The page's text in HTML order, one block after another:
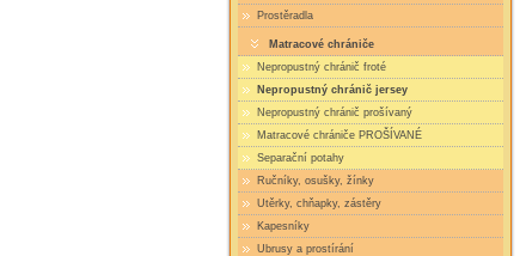
Prostěradla
Matracové chrániče
Nepropustný chránič froté
Nepropustný chránič jersey
Nepropustný chránič prošívaný
Matracové chrániče PROŠÍVANÉ
Separační potahy
Ručníky, osušky, žínky
Utěrky, chňapky, zástěry
Kapesníky
Ubrusy a prostírání